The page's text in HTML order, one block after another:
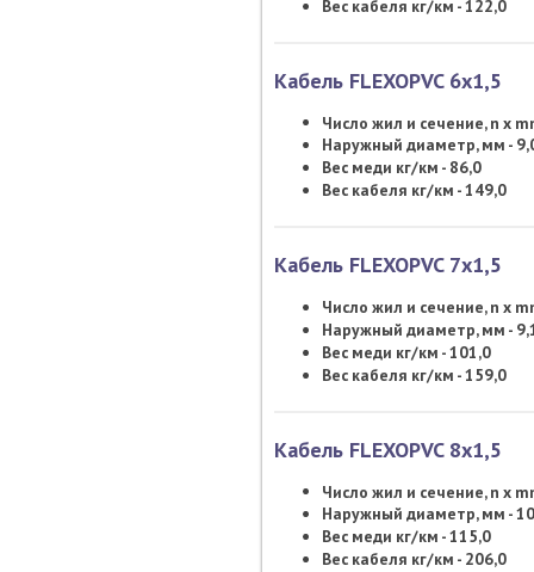
Вес кабеля кг/км - 122,0
Кабель FLEXOPVC 6х1,5
Число жил и сечение, n x
Наружный диаметр, мм -
Вес меди кг/км - 86,0
Вес кабеля кг/км - 149,0
Кабель FLEXOPVC 7х1,5
Число жил и сечение, n x
Наружный диаметр, мм -
Вес меди кг/км - 101,0
Вес кабеля кг/км - 159,0
Кабель FLEXOPVC 8х1,5
Число жил и сечение, n x
Наружный диаметр, мм -
Вес меди кг/км - 115,0
Вес кабеля кг/км - 206,0